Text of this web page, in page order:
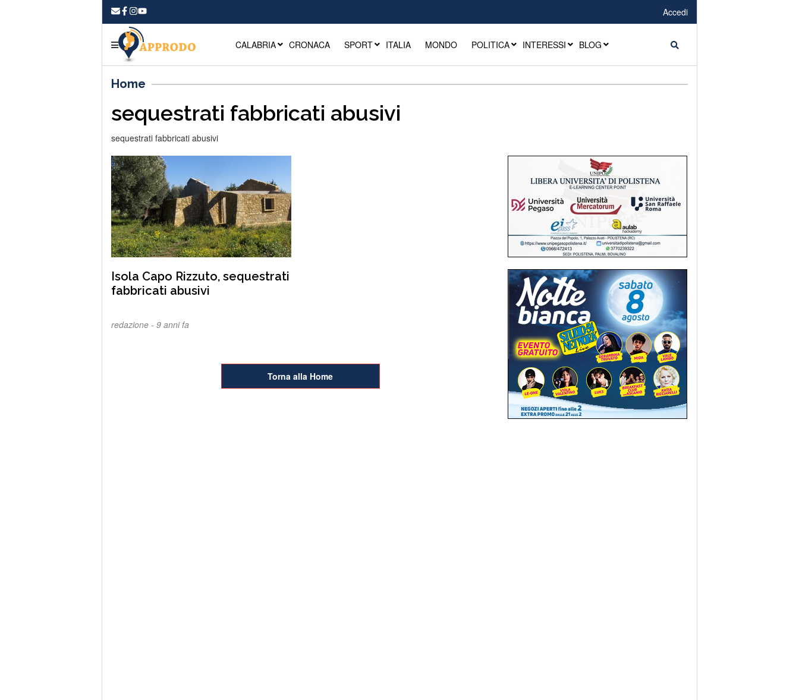
Accedi
CALABRIA CRONACA SPORT ITALIA MONDO POLITICA INTERESSI BLOG
Home
sequestrati fabbricati abusivi
sequestrati fabbricati abusivi
Isola Capo Rizzuto, sequestrati
fabbricati abusivi
redazione - 9 anni fa
Torna alla Home